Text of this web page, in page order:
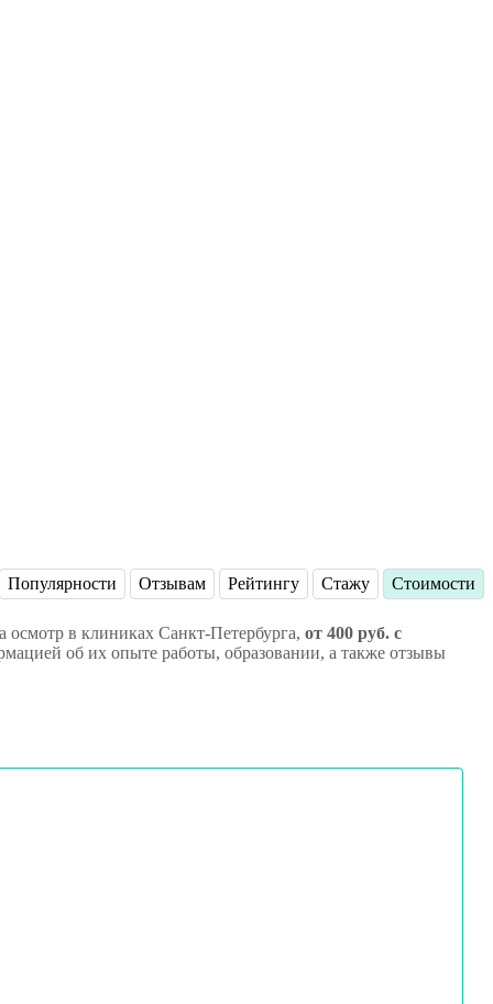
Популярности Отзывам Рейтингу Стажу Стоимости
в клиниках Санкт-Петербурга, от 400 руб. с
об их опыте работы, образовании, а также отзывы